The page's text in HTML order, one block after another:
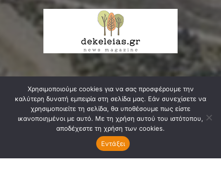
ΣΧΕΤΙΚΑ ΜΕ ΕΜΑΣ
Δεκελείας, ο δικός μας δρόμος, κεντρική αρτηρία της
κοινωνικής, οικιστικής και πολιτιστικής μας ενότητας,
ζευγαρώνει τις δυο πάλαι ποτέ κοινότητες της Νέας
Φιλαδέλφειας και... Διαβάστε Περισσότερα ...
Χρησιμοποιούμε cookies για να σας προσφέρουμε την
καλύτερη δυνατή εμπειρία στη σελίδα μας. Εάν συνεχίσετε να
χρησιμοποιείτε τη σελίδα, θα υποθέσουμε πως είστε
ικανοποιημένοι με αυτό. Με τη χρήση αυτού του ιστότοπου,
αποδέχεστε τη χρήση των cookies.
Εντάξει